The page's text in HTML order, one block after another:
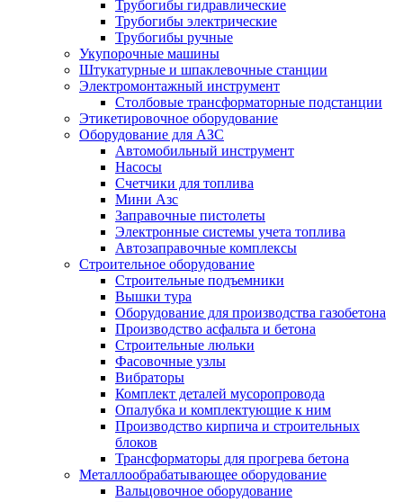
Трубогибы гидравлические
Трубогибы электрические
Трубогибы ручные
Укупорочные машины
Штукатурные и шпаклевочные станции
Электромонтажный инструмент
Столбовые трансформаторные подстанции
Этикетировочное оборудование
Оборудование для АЗС
Автомобильный инструмент
Насосы
Счетчики для топлива
Мини Азс
Заправочные пистолеты
Электронные системы учета топлива
Автозаправочные комплексы
Строительное оборудование
Cтроительные подъемники
Вышки тура
Оборудование для производства газобетона
Производство асфальта и бетона
Строительные люльки
Фасовочные узлы
Вибраторы
Комплект деталей мусоропровода
Опалубка и комплектующие к ним
Производство кирпича и строительных
блоков
Трансформаторы для прогрева бетона
Металлообрабатывающее оборудование
Вальцовочное оборудование